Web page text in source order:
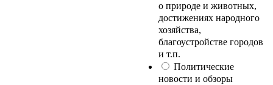
о природе и животных,
достижениях народного
хозяйства,
благоустройстве городов
и т.п.
Политические
новости и обзоры